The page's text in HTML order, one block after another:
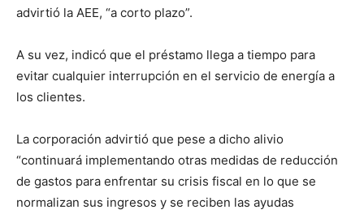
advirtió la AEE, “a corto plazo”.
A su vez, indicó que el préstamo llega a tiempo para
evitar cualquier interrupción en el servicio de energía a
los clientes.
La corporación advirtió que pese a dicho alivio
“continuará implementando otras medidas de reducción
de gastos para enfrentar su crisis fiscal en lo que se
normalizan sus ingresos y se reciben las ayudas